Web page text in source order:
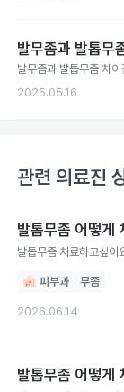
발무좀과 발톱무
발무좀과 발톱무좀 차이
2025.05.16
관련 의료진
발톱무좀 어떻게
발톱무좀 치료하고싶어
피부과 무좀
2026.06.14
발톱무좀 어떻게